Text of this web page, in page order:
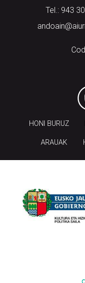
Tel.: 943
HONI BURUZ
ARAUAK